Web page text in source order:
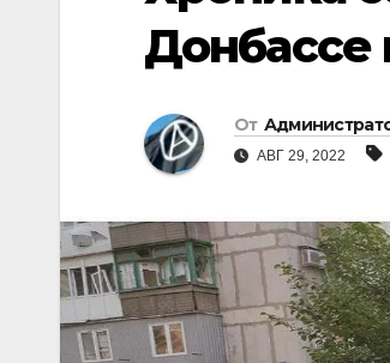
Донбассе
От
АВГ 29, 2022